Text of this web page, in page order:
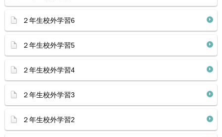
２年生校外学習6
２年生校外学習5
２年生校外学習4
２年生校外学習3
２年生校外学習2